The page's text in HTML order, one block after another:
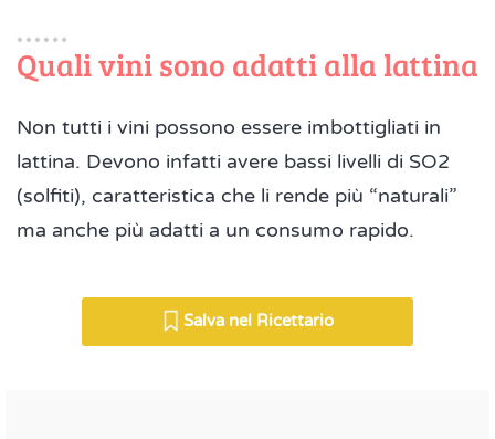
Quali vini sono adatti alla lattina
Non tutti i vini possono essere imbottigliati in
lattina. Devono infatti avere bassi livelli di SO2
(solfiti), caratteristica che li rende più “naturali”
ma anche più adatti a un consumo rapido.
Salva nel Ricettario